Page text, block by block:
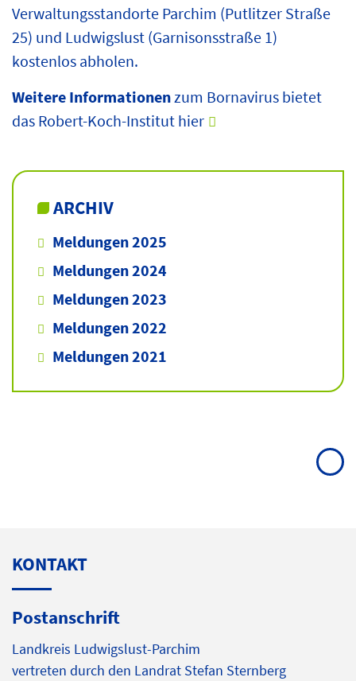
Verwaltungsstandorte Parchim (Putlitzer Straße
25) und Ludwigslust (Garnisonsstraße 1)
kostenlos abholen.
Weitere Informationenzum Bornavirus bietet
das Robert-Koch-Institut hier
ARCHIV
Meldungen 2025
Meldungen 2024
Meldungen 2023
Meldungen 2022
Meldungen 2021
KONTAKT
Postanschrift
Landkreis Ludwigslust-Parchim
vertreten durch den Landrat Stefan Sternberg